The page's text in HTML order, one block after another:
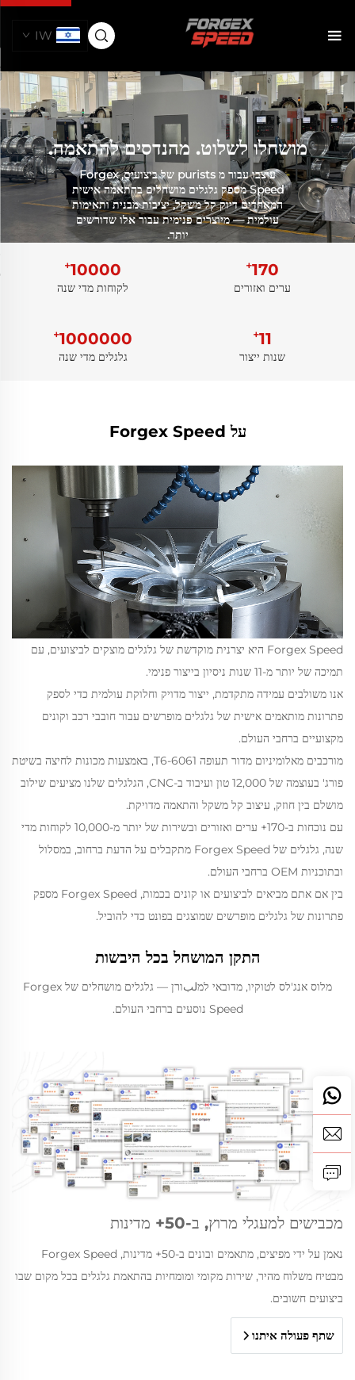
IW
מושחלו לשלוט. מהנדסים להתאמה.
עוצבו עבור מ purists של ביצועים, Forgex
Speed מספק גלגלים מושחלים בהתאמה אישית
המאחדים דיוק קל משקל, יציבות מבנית ותאימות
עולמית — מיוצרים פנימית עבור אלו שדורשים
יותר.
170
+
ערים ואזורים
10000
+
לקוחות מדי שנה
11
+
שנות ייצור
1000000
+
גלגלים מדי שנה
על Forgex Speed
Forgex Speed היא יצרנית מוקדשת של גלגלים מוצקים לביצועים, עם
תמיכה של יותר מ-11 שנות ניסיון בייצור פנימי.
אנו משולבים עמידה מתקדמת, ייצור מדויק וחלוקת עולמית כדי לספק
פתרונות מותאמים אישית של גלגלים מופרשים עבור חובבי רכב וקונים
מקצועיים ברחבי העולם.
מורכבים מאלומיניום מדור תעופה 6061-T6, באמצעות מכונות לחיצה בשיטת
פורג' בעוצמה של 12,000 טון ועיבוד ב-CNC, הגלגלים שלנו מציעים שילוב
מושלם בין חוזק, עיצוב קל משקל והתאמה מדויקת.
עם נוכחות ב-170+ ערים ואזורים ובשירות של יותר מ-10,000 לקוחות מדי
שנה, גלגלים של Forgex Speed מתקבלים על הדעת ברחוב, במסלול
ובתוכניות OEM ברחבי העולם.
בין אם אתם מביאים לביצועים או קונים בכמות, Forgex Speed מספק
פתרונות של גלגלים מופרשים שמוצגים בפונט כדי להוביל.
התקן המושחל בכל היבשות
מלוס אנג'לס לטוקיו, מדובאי למلبורן — גלגלים מושחלים של Forgex
Speed נוסעים ברחבי העולם.
מכבישים למעגלי מרוץ, ב-50+ מדינות
נאמן על ידי מפיצים, מתאמים ובונים ב-50+ מדינות, Forgex Speed
מבטיח משלוח מהיר, שירות מקומי ומומחיות בהתאמת גלגלים בכל מקום שבו
ביצועים חשובים.
שתף פעולה איתנו